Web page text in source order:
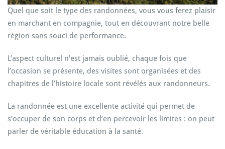
Quel que soit le type des randonnées, vous vous ferez plaisir
en marchant en compagnie, tout en découvrant notre belle
région sans souci de performance.
L’aspect culturel n’est jamais oublié, chaque fois que
l’occasion se présente, des visites sont organisées et des
chapitres de l’histoire locale sont révélés aux randonneurs.
La randonnée est une excellente activité qui permet de
s’occuper de son corps et d’en percevoir les limites : on peut
parler de véritable éducation à la santé.